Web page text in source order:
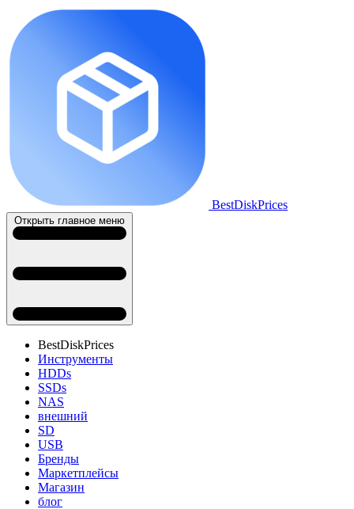
BestDiskPrices
Открыть главное меню
BestDiskPrices
Инструменты
HDDs
SSDs
NAS
внешний
SD
USB
Бренды
Маркетплейсы
Магазин
блог